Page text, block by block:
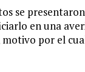
se
en una
por el